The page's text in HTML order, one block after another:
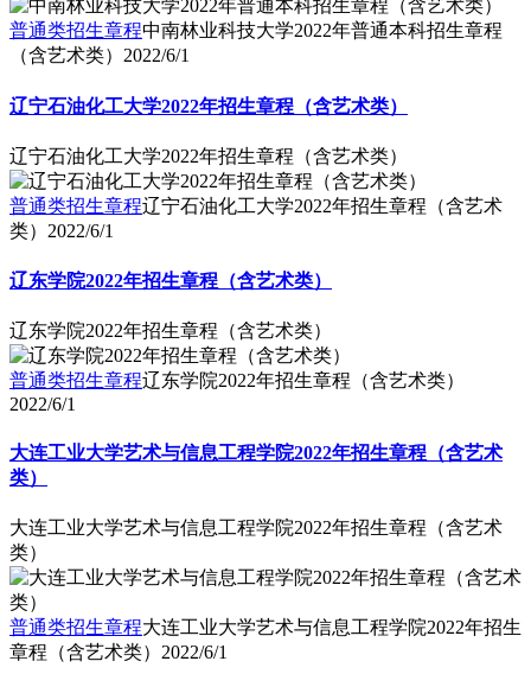
普通类招生章程中南林业科技大学2022年普通本科招生章程
（含艺术类） 2022/6/1
辽宁石油化工大学2022年招生章程（含艺术类）
辽宁石油化工大学2022年招生章程（含艺术类）
普通类招生章程辽宁石油化工大学2022年招生章程（含艺术
类） 2022/6/1
辽东学院2022年招生章程（含艺术类）
辽东学院2022年招生章程（含艺术类）
普通类招生章程辽东学院2022年招生章程（含艺术类）
2022/6/1
大连工业大学艺术与信息工程学院2022年招生章程（含艺术
类）
大连工业大学艺术与信息工程学院2022年招生章程（含艺术
类）
普通类招生章程大连工业大学艺术与信息工程学院2022年招生
章程（含艺术类） 2022/6/1